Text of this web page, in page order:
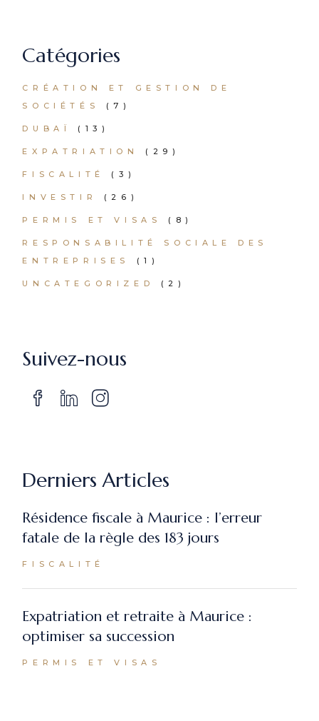
Catégories
CRÉATION ET GESTION DE
SOCIÉTÉS
(7)
DUBAÏ (13)
EXPATRIATION (29)
FISCALITÉ (3)
INVESTIR (26)
PERMIS ET VISAS (8)
RESPONSABILITÉ SOCIALE DES
ENTREPRISES
(1)
UNCATEGORIZED (2)
Suivez-nous
Derniers Articles
Résidence fiscale à Maurice : l’erreur
fatale de la règle des 183 jours
FISCALITÉ
Expatriation et retraite à Maurice :
optimiser sa succession
PERMIS ET VISAS